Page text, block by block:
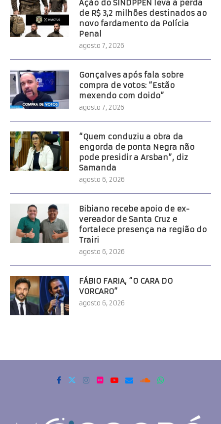
Ação do SINDPPEN leva à perda
de R$ 3,2 milhões destinados ao
novo fardamento da Polícia
Penal
agosto 7, 2026
Gonçalves após fala sobre
compra de votos: “Estão
mexendo com doido”
agosto 7, 2026
“Quem conduziu a obra da
engorda de ponta Negra não
pode presidir a Arsban”, diz
Samanda
agosto 6, 2026
Bibiano recebe apoio de ex-
vereador de Santa Cruz e
fortalece presença na região do
Trairi
agosto 6, 2026
FÁBIO FARIA, “O CARA DO
VORCARO”
agosto 6, 2026